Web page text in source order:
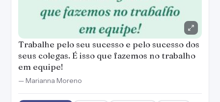
Trabalhe pelo seu sucesso e pelo sucesso dos
seus colegas. É isso que fazemos no trabalho
em equipe!
— Marianna Moreno